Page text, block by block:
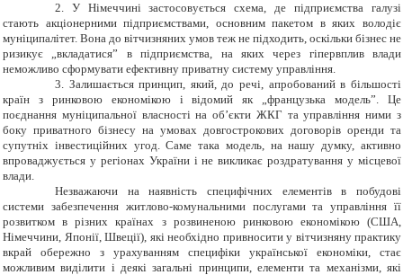
2. У Німеччині застосовується схема, де підприємства галузі
стають акціонерними підприємствами, основним пакетом в яких володіє
муніципалітет. Вона до вітчизняних умов теж не підходить, оскільки бізнес не
ризикує „вкладатися” в підприємства, на яких через гіпервплив влади
неможливо сформувати ефективну приватну систему управління.
3. Залишається принцип, який, до речі, апробований в більшості
країн з ринковою економікою і відомий як „французька модель”. Це
поєднання муніципальної власності на об’єкти ЖКГ та управління ними з
боку приватного бізнесу на умовах довгострокових договорів оренди та
супутніх інвестиційних угод. Саме така модель, на нашу думку, активно
впроваджується у регіонах України і не викликає роздратування у місцевої
влади.
Незважаючи на наявність специфічних елементів в побудові
системи забезпечення житлово-комунальними послугами та управління її
розвитком в різних країнах з розвиненою ринковою економікою (США,
Німеччини, Японії, Швеції), які необхідно привносити у вітчизняну практику
вкрай обережно з урахуванням специфіки української економіки, стає
можливим виділити і деякі загальні принципи, елементи та механізми, які